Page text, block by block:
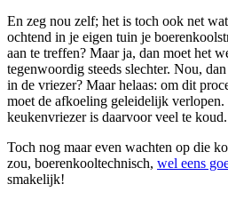
En zeg nou zelf; het is toch ook net
ochtend in je eigen tuin je
aan te treffen? Maar ja, dan moet het
tegenwoordig steeds slechter. Nou,
in de vriezer? Maar helaas: om dit
moet de afkoeling geleidelijk
keukenvriezer is daarvoor veel te koud.
Toch nog maar even wachten op die
zou, boerenkooltechnisch, wel eens
smakelijk!